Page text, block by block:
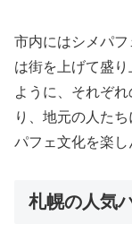
市内にはシメパ
は街を上げて盛
ように、それぞ
り、地元の人た
パフェ文化を楽し
札幌の人気